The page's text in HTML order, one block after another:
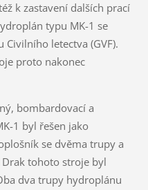
k zastavení dalších prací
typu MK-1 se
letectva (GVF).
proto nakonec
bombardovací a
1 byl řešen jako
se dvěma trupy a
tohoto stroje byl
dva trupy hydroplánu